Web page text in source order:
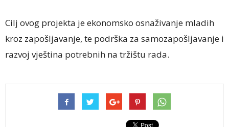
Cilj ovog projekta je ekonomsko osnaživanje mladih
kroz zapošljavanje, te podrška za samozapošljavanje i
razvoj vještina potrebnih na tržištu rada.